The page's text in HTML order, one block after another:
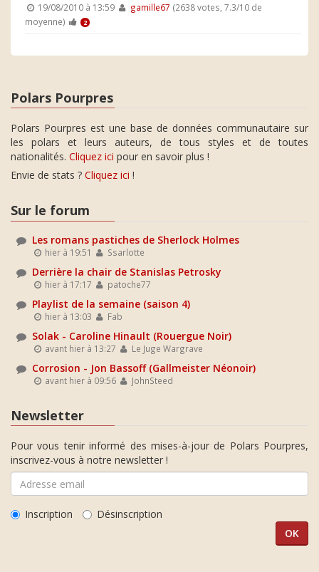
19/08/2010 à 13:59 gamille67 (2638 votes, 7.3/10 de
moyenne)
2
Polars Pourpres
Polars Pourpres est une base de données communautaire sur
les polars et leurs auteurs, de tous styles et de toutes
nationalités. Cliquez ici pour en savoir plus !
Envie de stats ? Cliquez ici !
Sur le forum
Les romans pastiches de Sherlock Holmes
hier à 19:51 Ssarlotte
Derrière la chair de Stanislas Petrosky
hier à 17:17 patoche77
Playlist de la semaine (saison 4)
hier à 13:03 Fab
Solak - Caroline Hinault (Rouergue Noir)
avant hier à 13:27 Le Juge Wargrave
Corrosion - Jon Bassoff (Gallmeister Néonoir)
avant hier à 09:56 JohnSteed
Newsletter
Pour vous tenir informé des mises-à-jour de Polars Pourpres,
inscrivez-vous à notre newsletter !
Inscription Désinscription